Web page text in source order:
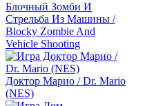
Блочный Зомби И
Стрельба Из Машины /
Blocky Zombie And
Vehicle Shooting
Доктор Марио / Dr. Mario
(NES)